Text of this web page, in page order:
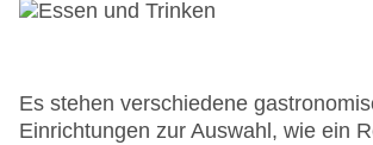
Es stehen verschiedene
Einrichtungen zur Auswahl, wie ein